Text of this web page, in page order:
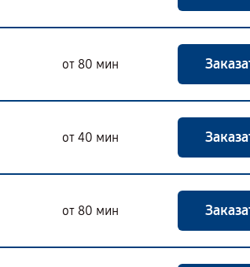
от 80 мин
от 40 мин
от 80 мин